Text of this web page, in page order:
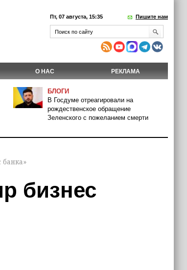
Пт, 07 августа, 15:35 Пишите нам
О НАС РЕКЛАМА
БЛОГИ
В Госдуме отреагировали на
рождественское обращение
Зеленского с пожеланием смерти
бизнес